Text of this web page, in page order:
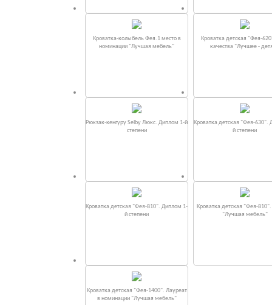
Кроватка-колыбель Фея.1 место в
номинации "Лучшая мебель"
Кроватка детская "Фея-
качества "Лучшее -
Рюкзак-кенгуру Selby Люкс. Диплом 1-й
степени
Кроватка детская "Фея-630".
й степени
Кроватка детская "Фея-810". Диплом 1-
й степени
Кроватка детская "Фея-
"Лучшая мебель"
Кроватка детская "Фея-1400". Лауреат
в номинации "Лучшая мебель"